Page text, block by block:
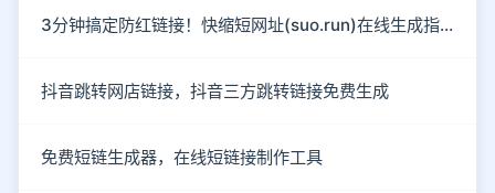
3分钟搞定防红链接！快缩短网址(suo.run)在线生成指南
抖音跳转网店链接，抖音三方跳转链接免费生成
免费短链生成器，在线短链接制作工具